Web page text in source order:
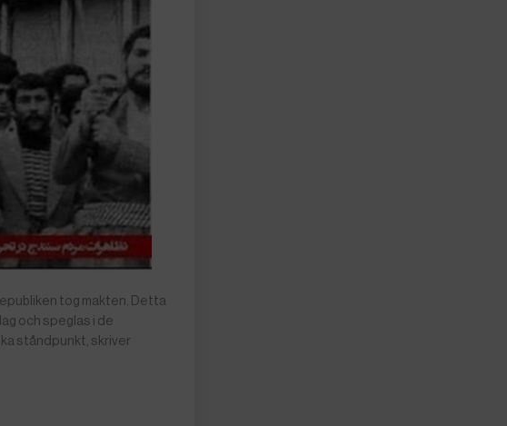
tog makten. Detta
och speglas i de
ståndpunkt, skriver